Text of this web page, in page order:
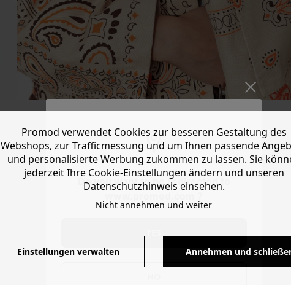
Do you want to be redirected to
Promod verwendet Cookies zur besseren Gestaltung des
Webshops, zur Trafficmessung und um Ihnen passende
und personalisierte Werbung zukommen zu lassen. Sie
jederzeit Ihre Cookie-Einstellungen ändern und unseren
Datenschutzhinweis einsehen.
Nicht annehmen und weiter
Einstellungen verwalten Annehmen und